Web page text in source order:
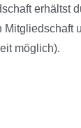
erhältst
Mitgliedschaft
möglich).